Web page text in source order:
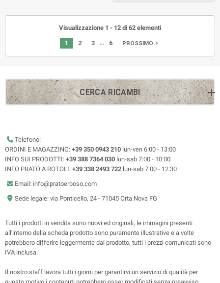
Visualizzazione 1 - 12 di 62 elementi
1 2 3 … 6 PROSSIMO navigate_next
CERCA RICAMBI
Telefono:
ORDINI E MAGAZZINO: +39 350 0943 210 lun-ven 6:00 - 13:00
INFO SUI PRODOTTI: +39 388 7364 030 lun-sab 7:00 - 10:00
INFO PRATO A ROTOLI: +39 338 2493 722 lun-sab 7:00 - 12:30
Email: info@pratoerboso.com
Sede legale: via Ponticello, 24 - 71045 Orta Nova FG
Tutti i prodotti in vendita sono nuovi ed originali, le immagini presenti
all'interno della scheda prodotto sono puramente illustrative e a volte
potrebbero differire leggermente dal prodotto, tutti i prezzi comunicati sono
IVA inclusa.
Il nostro staff lavora tutti i giorni per garantirvi un servizio di qualità per